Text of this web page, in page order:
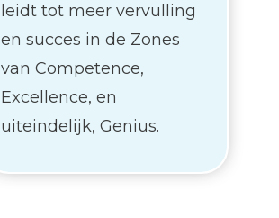
leidt tot meer vervulling
en succes in de Zones
van Competence,
Excellence, en
uiteindelijk, Genius.